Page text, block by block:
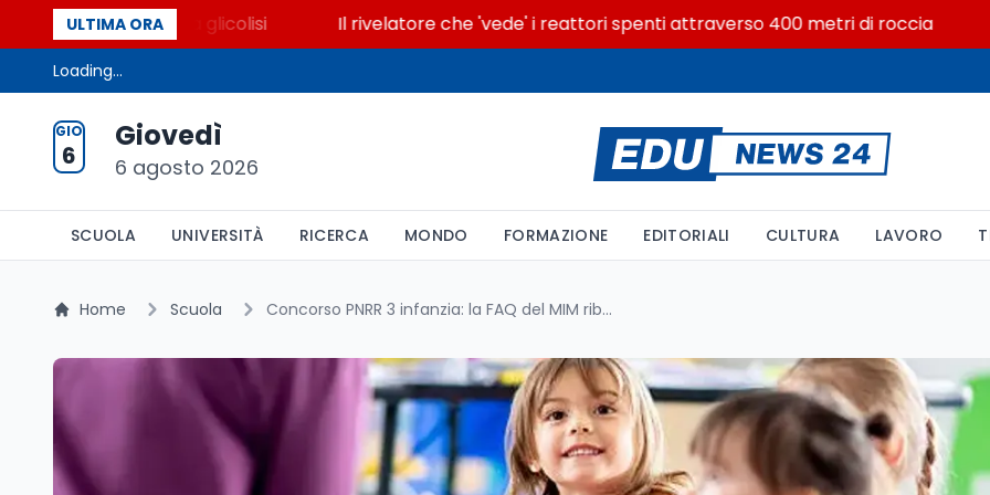
ULTIMA ORA
accende la glicolisi Il rivelatore che 'vede' i reattori spenti attraverso 400 metri di roccia
Loading...
GIO
6
Giovedì
6 agosto 2026
SCUOLA UNIVERSITÀ RICERCA MONDO FORMAZIONE EDITORIALI CULTURA LAVORO
Home Scuola Concorso PNRR 3 infanzia: la FAQ del MIM ribalta la decisione dell'USR